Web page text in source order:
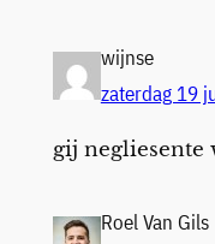
wijnse
zaterdag 19
gij negliesente
Roel Van Gils